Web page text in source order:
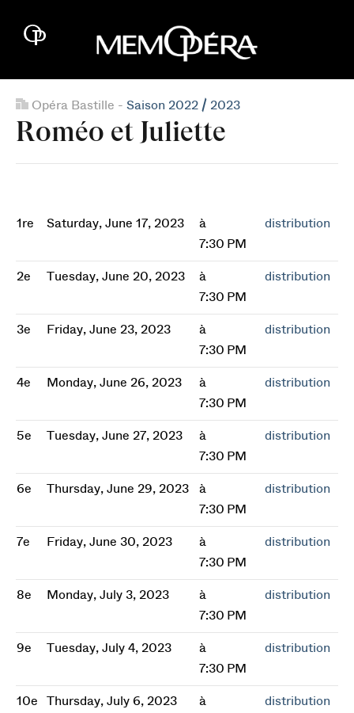
Opéra Bastille - Saison 2022 / 2023
Roméo et Juliette
1re Saturday, June 17, 2023
à
7:30 PM
distribution
2e Tuesday, June 20, 2023
à
7:30 PM
distribution
3e Friday, June 23, 2023
à
7:30 PM
distribution
4e Monday, June 26, 2023
à
7:30 PM
distribution
5e Tuesday, June 27, 2023
à
7:30 PM
distribution
6e Thursday, June 29, 2023
à
7:30 PM
distribution
7e Friday, June 30, 2023
à
7:30 PM
distribution
8e Monday, July 3, 2023
à
7:30 PM
distribution
9e Tuesday, July 4, 2023
à
7:30 PM
distribution
10e Thursday, July 6, 2023
à
distribution